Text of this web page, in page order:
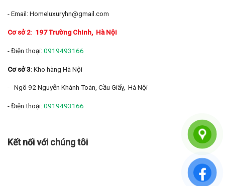
- Email: Homeluxuryhn@gmail.com
Cơ sở 2: 197 Trường Chinh, Hà Nội
- Điện thoại: 0919493166
Cơ sở 3: Kho hàng Hà Nội
- Ngõ 92 Nguyễn Khánh Toàn, Cầu Giấy, Hà Nội
- Điện thoại: 0919493166
Kết nối với chúng tôi